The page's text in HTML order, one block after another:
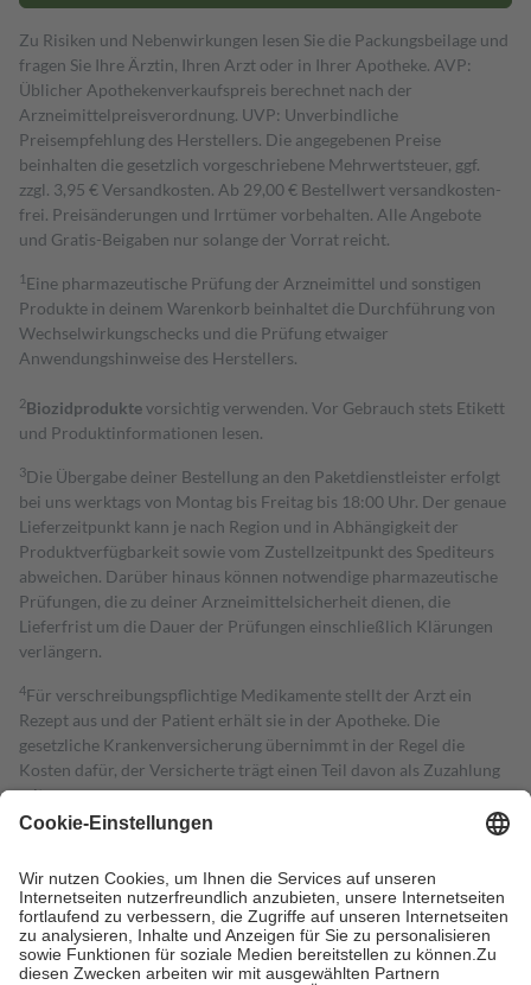
Zu Risiken und Nebenwirkungen lesen Sie die Packungsbeilage und
fragen Sie Ihre Ärztin, Ihren Arzt oder in Ihrer Apotheke. AVP:
Üblicher Apothekenverkaufspreis berechnet nach der
Arzneimittelpreisverordnung. UVP: Unverbindliche
Preisempfehlung des Herstellers. Die angegebenen Preise
beinhalten die gesetzlich vorgeschriebene Mehrwertsteuer, ggf.
zzgl. 3,95 € Versandkosten. Ab 29,00 € Bestell­wert versand­kosten­
frei. Preisänderungen und Irrtümer vorbehalten. Alle Angebote
und Gratis-Beigaben nur solange der Vorrat reicht.
1 Eine pharmazeutische Prüfung der Arzneimittel und sonstigen
Produkte in deinem Warenkorb beinhaltet die Durchführung von
Wechselwirkungschecks und die Prüfung etwaiger
Anwendungshinweise des Herstellers.
2Biozidproduktevorsichtig verwenden. Vor Gebrauch stets Etikett
und Produktinformationen lesen.
3Die Übergabe deiner Bestellung an den Paketdienstleister erfolgt
bei uns werktags von Montag bis Freitag bis 18:00 Uhr. Der genaue
Lieferzeitpunkt kann je nach Region und in Abhängigkeit der
Produktverfügbarkeit sowie vom Zustellzeitpunkt des Spediteurs
abweichen. Darüber hinaus können notwendige pharmazeutische
Prüfungen, die zu deiner Arzneimittelsicherheit dienen, die
Lieferfrist um die Dauer der Prüfungen einschließlich Klärungen
verlängern.
4Für verschreibungspflichtige Medikamente stellt der Arzt ein
Rezept aus und der Patient erhält sie in der Apotheke. Die
gesetzliche Krankenversicherung übernimmt in der Regel die
Kosten dafür, der Versicherte trägt einen Teil davon als Zuzahlung
mit.
Grundsätzlich leisten Mitglieder Zuzahlungen in Höhe von zehn
höchstens zehn Euro.
Es sind jedoch nie mehr als die tatsächlichen
Kosten der Leistung zu entrichten.
Diese Regeln gelten grundsätzlich auch für Online-Apotheken.
Bei Heilmitteln und häuslicher Krankenpflege beträgt die
Zuzahlung zehn Prozent der Kosten sowie zehn Euro je